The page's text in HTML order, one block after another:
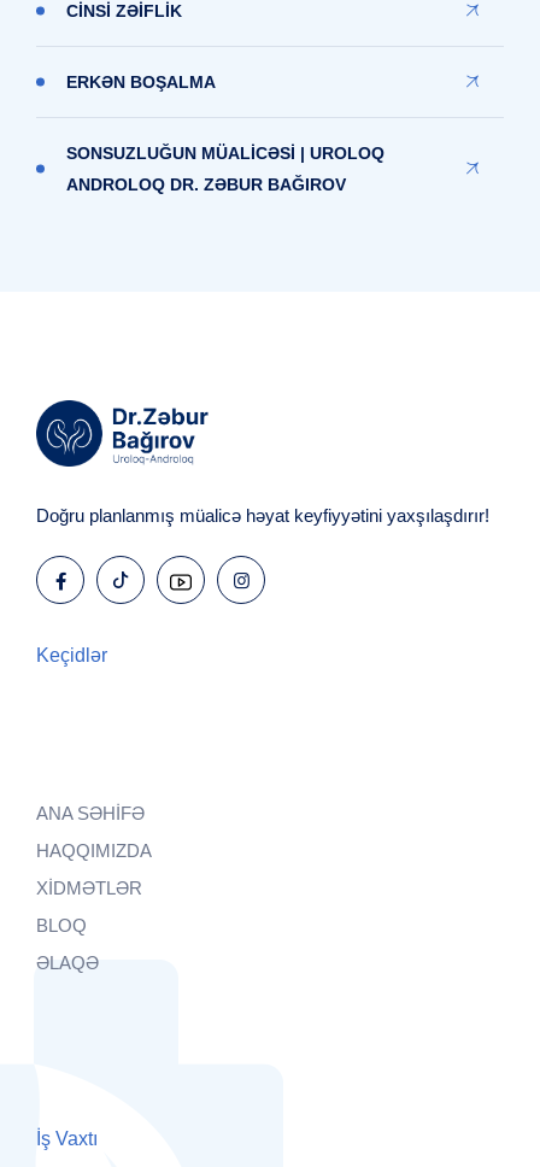
CİNSİ ZƏİFLİK
ERKƏN BOŞALMA
SONSUZLUĞUN MÜALİCƏSİ | UROLOQ
ANDROLOQ DR. ZƏBUR BAĞIROV
Doğru planlanmış müalicə həyat keyfiyyətini yaxşılaşdırır!
Keçidlər
ANA SƏHİFƏ
HAQQIMIZDA
XİDMƏTLƏR
BLOQ
ƏLAQƏ
İş Vaxtı